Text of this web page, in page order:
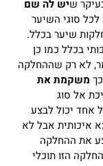
שיש לה שם
סוגי השיער
שיער בכלל.
בכלל כמו כן
לא רק שההחלקה
משקמת את
אל סוג
אחד יכול לבצע
איכותית אבל לא
את ההחלקה
הזו תוכלי